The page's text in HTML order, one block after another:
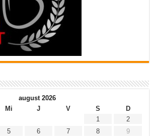
august 2026
Mi J V S
D
1
2
5 6 7 8
9